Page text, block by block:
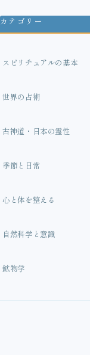
カテゴリー
スピリチュアルの基本
世界の占術
古神道・日本の霊性
季節と日常
心と体を整える
自然科学と意識
鉱物学